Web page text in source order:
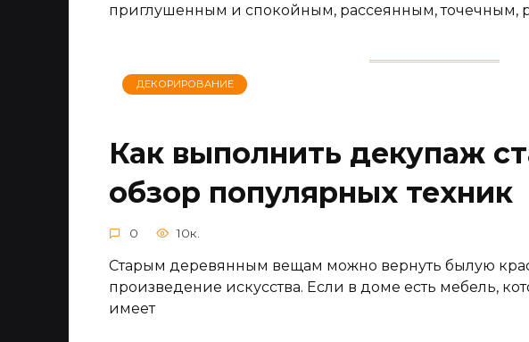
приглушенным и спокойным, рассеянным, точечным,
ДЕКОРИРОВАНИЕ
Как выполнить декупаж
обзор популярных техник
0 10к.
Старым деревянным вещам можно вернуть былую
произведение искусства. Если в доме есть мебель,
имеет